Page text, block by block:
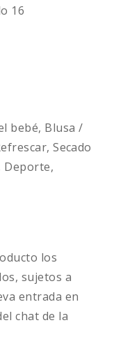
16
bebé, Blusa /
Secado
Deporte,
los
sujetos a
entrada en
chat de la